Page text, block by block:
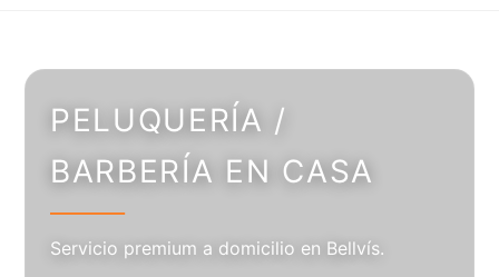
PELUQUERÍA /
BARBERÍA EN CASA
Servicio premium a domicilio en Bellvís.